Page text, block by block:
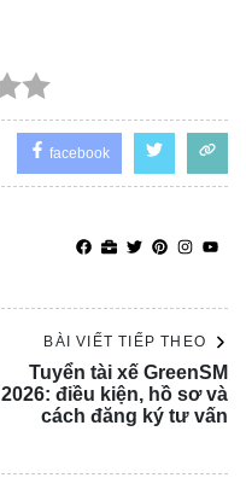
facebook
BÀI VIẾT TIẾP THEO
Tuyển tài xế GreenSM
2026: điều kiện, hồ sơ và
cách đăng ký tư vấn